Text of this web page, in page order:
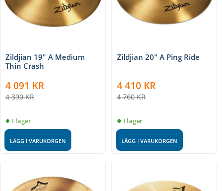
Zildjian 19" A Medium
Thin Crash
4 091 KR
4 390KR
I lager
LÄGG I VARUKORGEN
Zildjian 20" A Ping Ride
4 410 KR
4 760KR
I lager
LÄGG I VARUKORGEN